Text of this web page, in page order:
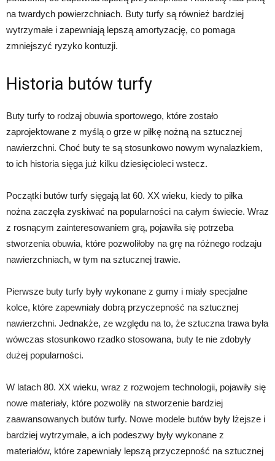
na twardych powierzchniach. Buty turfy są również bardziej
wytrzymałe i zapewniają lepszą amortyzację, co pomaga
zmniejszyć ryzyko kontuzji.
Historia butów turfy
Buty turfy to rodzaj obuwia sportowego, które zostało
zaprojektowane z myślą o grze w piłkę nożną na sztucznej
nawierzchni. Choć buty te są stosunkowo nowym wynalazkiem,
to ich historia sięga już kilku dziesięcioleci wstecz.
Początki butów turfy sięgają lat 60. XX wieku, kiedy to piłka
nożna zaczęła zyskiwać na popularności na całym świecie. Wraz
z rosnącym zainteresowaniem grą, pojawiła się potrzeba
stworzenia obuwia, które pozwoliłoby na grę na różnego rodzaju
nawierzchniach, w tym na sztucznej trawie.
Pierwsze buty turfy były wykonane z gumy i miały specjalne
kolce, które zapewniały dobrą przyczepność na sztucznej
nawierzchni. Jednakże, ze względu na to, że sztuczna trawa była
wówczas stosunkowo rzadko stosowana, buty te nie zdobyły
dużej popularności.
W latach 80. XX wieku, wraz z rozwojem technologii, pojawiły się
nowe materiały, które pozwoliły na stworzenie bardziej
zaawansowanych butów turfy. Nowe modele butów były lżejsze i
bardziej wytrzymałe, a ich podeszwy były wykonane z
materiałów, które zapewniały lepszą przyczepność na sztucznej